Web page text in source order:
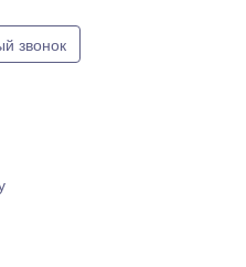
звонок